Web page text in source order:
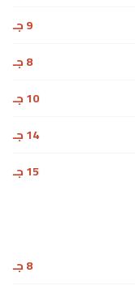
9 جـ
8 جـ
10 جـ
14 جـ
15 جـ
8 جـ